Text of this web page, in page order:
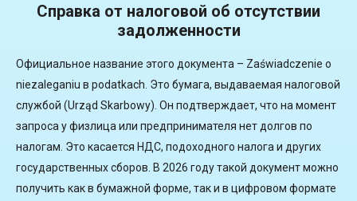
Справка от налоговой об отсутствии
задолженности
Официальное название этого документа – Zaświadczenie o
niezaleganiu в podatkach. Это бумага, выдаваемая налоговой
службой (Urząd Skarbowy). Он подтверждает, что на момент
запроса у физлица или предпринимателя нет долгов по
налогам. Это касается НДС, подоходного налога и других
государственных сборов. В 2026 году такой документ можно
получить как в бумажной форме, так и в цифровом формате